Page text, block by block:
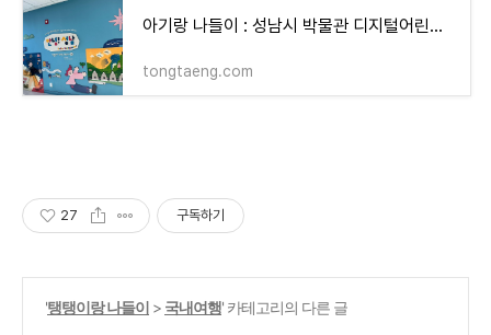
아기랑 나들이 : 성남시 박물관 디지털어린이체험실에서 신나는 하루!!
tongtaeng.com
27 구독하기
'탱탱이랑 나들이 > 국내여행' 카테고리의 다른 글